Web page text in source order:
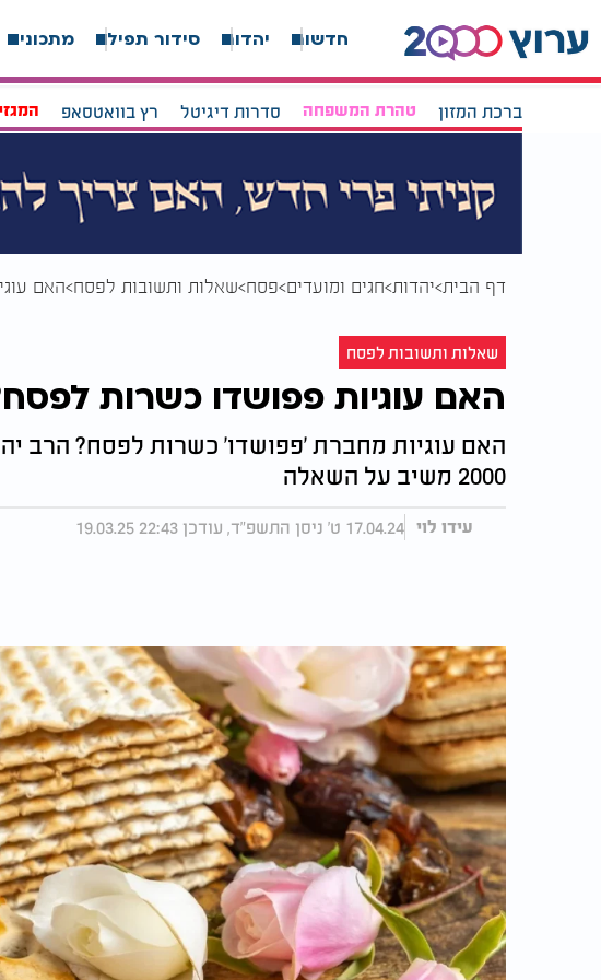
חדשות יהדות סידור תפילה מתכונים
ברכת המזון טהרת המשפחה סדרות דיגיטל רץ בוואטסאפ
דף הבית יהדות חגים ומועדים פסח שאלות ותשובות לפסח האם
שאלות ותשובות לפסח
האם עוגיות פפושדו כשרות
האם עוגיות מחברת 'פפושדו' כשרות לפסח? הרב
2000 משיב על השאלה
עידו לוי 17.04.24 ט' ניסן התשפ"ד, עודכן 22:43 19.03.25